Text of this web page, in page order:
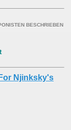
BESCHRIEBEN
Njinksky's